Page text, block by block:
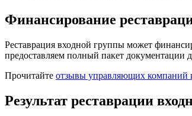
Финансирование
Реставрация входной группы может
предоставляем полный пакет документации
Прочитайте отзывы управляющих компаний
Результат реставрации